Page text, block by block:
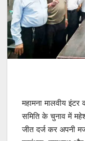
महामना मालवीय
समिति के चुनाव में
जीत दर्ज कर अपनी